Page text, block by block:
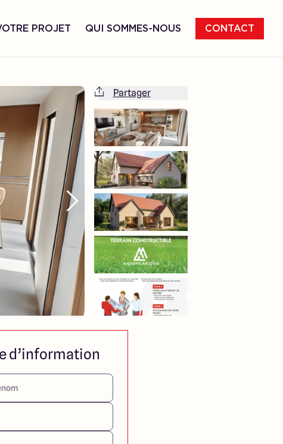
PROJET QUI SOMMES-NOUS CONTACT
Cette maison est totalement adaptable
à vos envies et besoins
Partager
d’information